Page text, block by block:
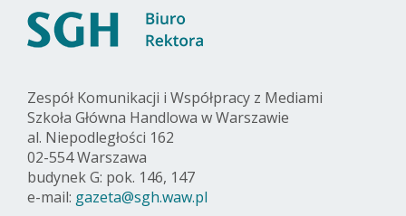
Zespół Komunikacji i Współpracy z Mediami
Szkoła Główna Handlowa w Warszawie
al. Niepodległości 162
02-554 Warszawa
budynek G: pok. 146, 147
e-mail: gazeta@sgh.waw.pl